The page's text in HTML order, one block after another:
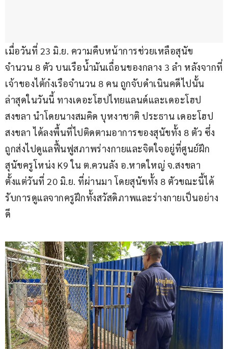
เมื่อวันที่ 23 มิ.ย. ความคืบหน้าการช่วยเหลือสุนัข
จำนวน 8 ตัว บนเรือน้ำมันเถื่อนของกลาง 3 ลำ หลังจากที่
เจ้าของไต้ก๋งเรือจำนวน 8 คน ถูกจับดำเนินคดีไปนั้น
ล่าสุดในวันนี้ ทางเดอะโฮปไทยแลนด์และเดอะโฮป
สงขลา นำโดยนางสมคิด บุหงาชาติ ประธาน เดอะโฮป
สงขลา ได้ลงพื้นที่ไปติดตามอาการของสุนัขทั้ง 8 ตัว ซึ่ง
ถูกส่งไปดูแลฟื้นฟูสภาพร่างกายและจิตใจอยู่ที่ศูนย์ฝึก
สุนัขครูโหน่ง K9 ใน ต.ควนลัง อ.หาดใหญ่ จ.สงขลา
ตั้งแต่วันที่ 20 มิ.ย. ที่ผ่านมา โดยสุนัขทั้ง 8 ตัวขณะนี้ได้
รับการดูแลจากครูฝึกทั้งสวัสดิภาพและร่างกายเป็นอย่าง
ดี